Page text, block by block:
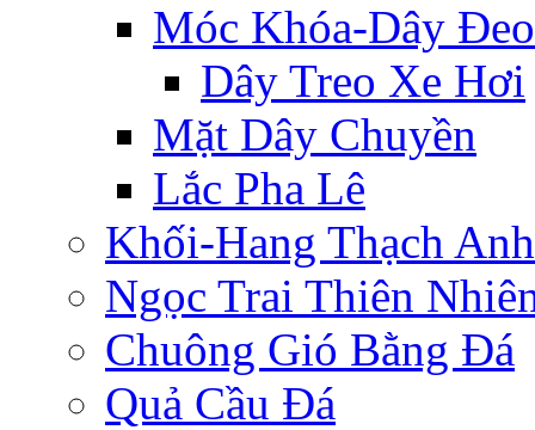
Móc Khóa-Dây Đeo
Dây Treo Xe Hơi
Mặt Dây Chuyền
Lắc Pha Lê
Khối-Hang Thạch Anh
Ngọc Trai Thiên
Chuông Gió Bằng Đá
Quả Cầu Đá